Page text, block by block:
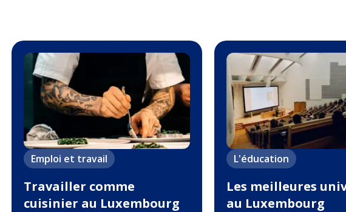
Emploi et travail
Travailler comme
cuisinier au Luxembourg
L'éducation
Les meilleures
au Luxembourg